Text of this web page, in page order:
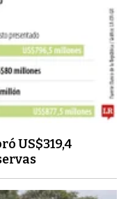
US$319,4